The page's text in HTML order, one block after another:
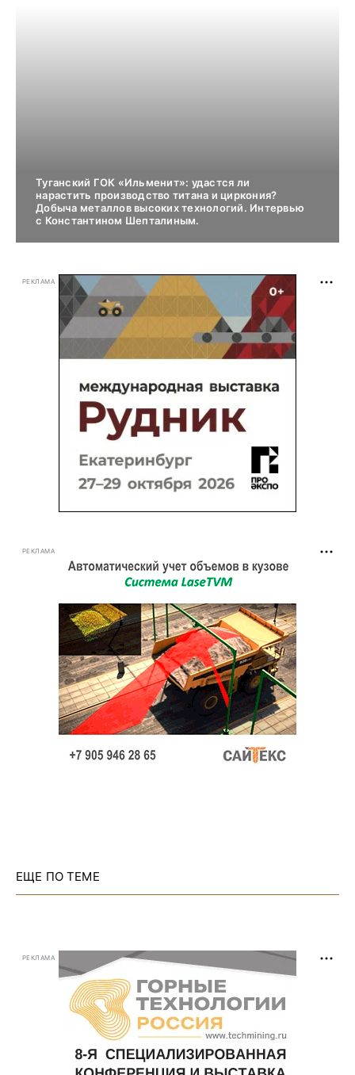
Туганский ГОК «Ильменит»: удастся ли
нарастить производство титана и циркония?
Добыча металлов высоких технологий. Интервью
с Константином Шепталиным.
РЕКЛАМА
РЕКЛАМА
ЕЩЕ ПО ТЕМЕ
РЕКЛАМА